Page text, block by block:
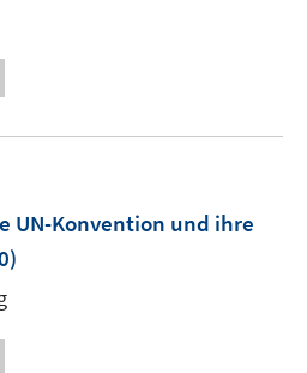
UN-Konvention und ihre